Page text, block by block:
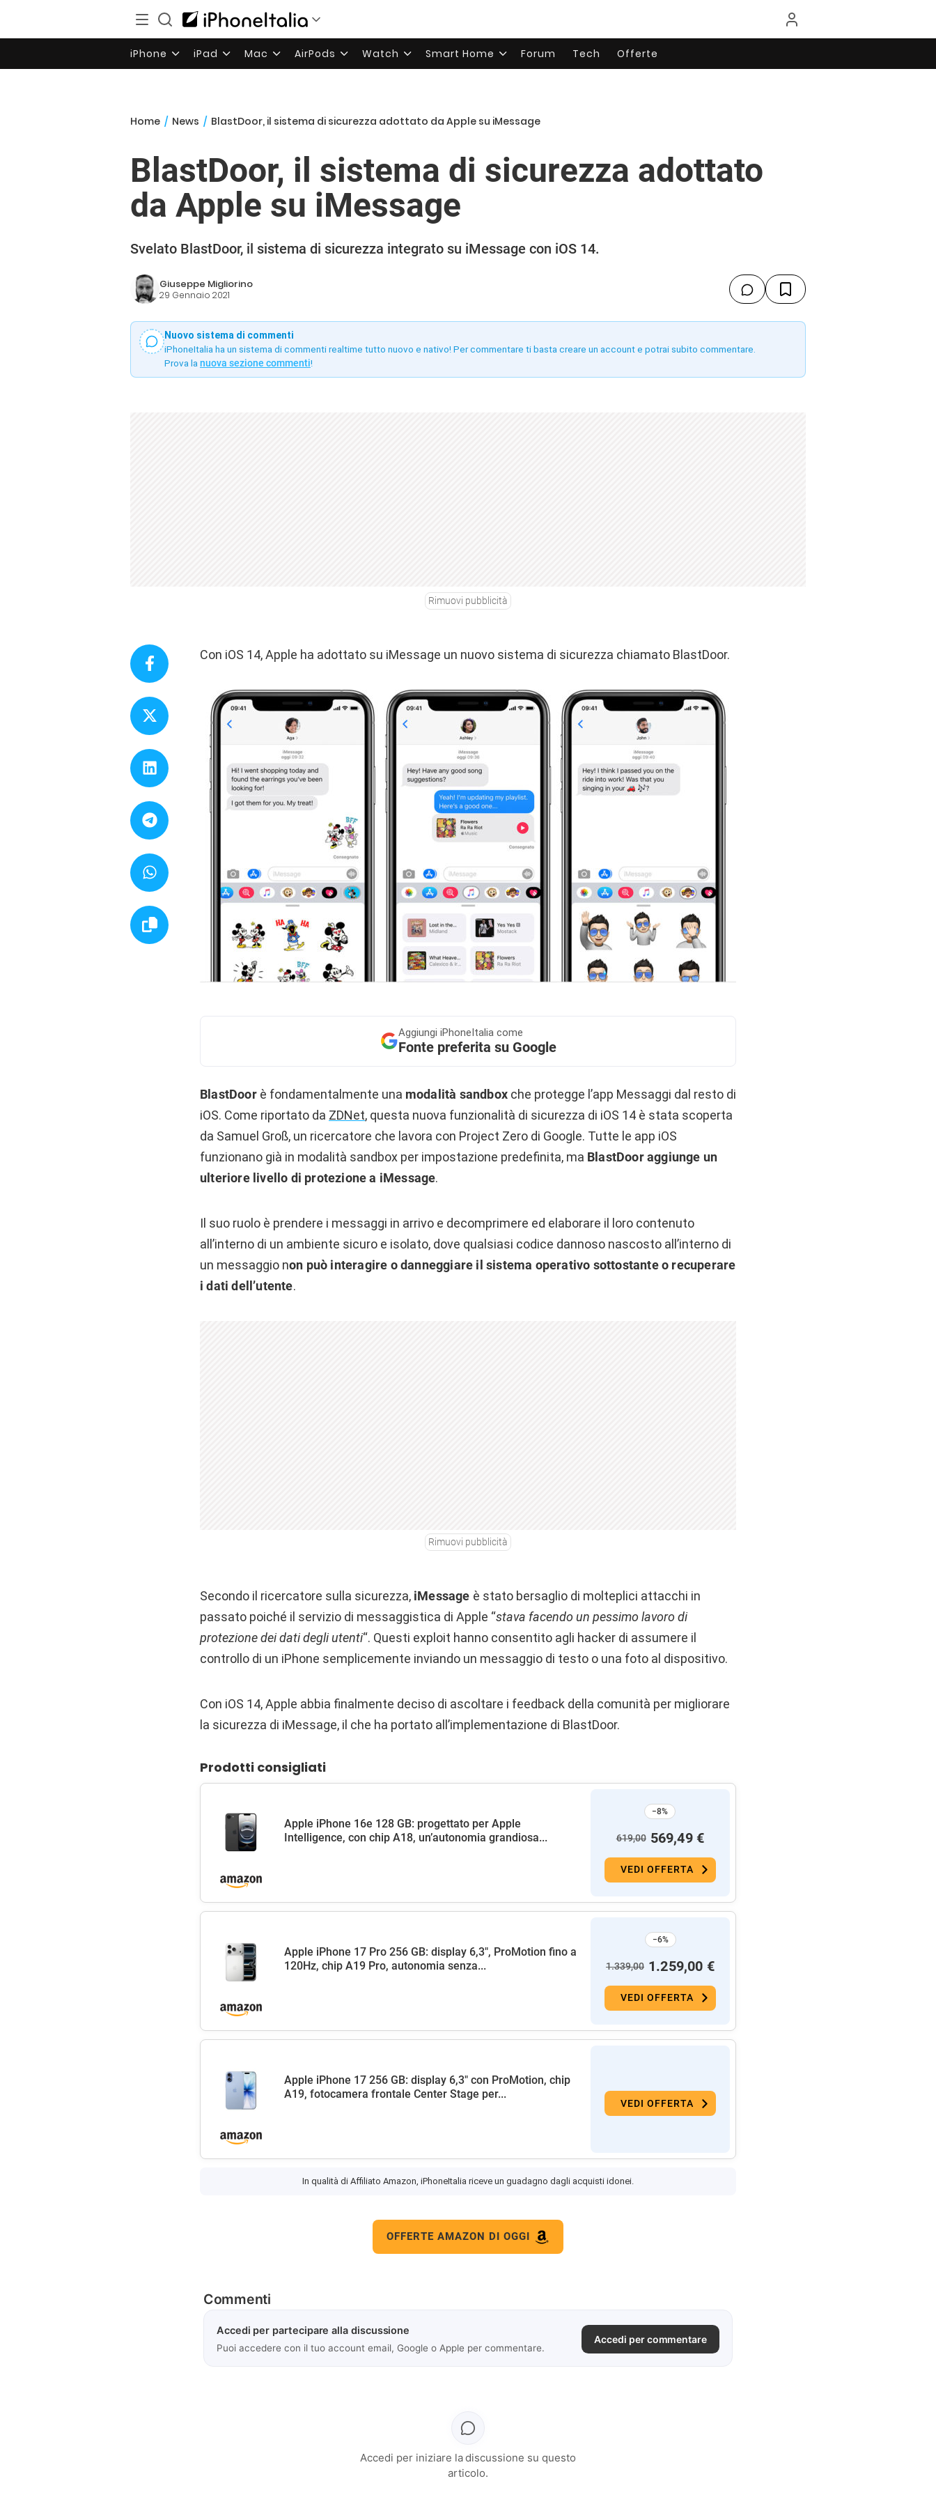
iPhone iPad Mac AirPods Watch Smart Home Forum Tech Offerte
Home / News / BlastDoor, il sistema di sicurezza adottato da Apple su iMessage
BlastDoor, il sistema di sicurezza adottato
da Apple su iMessage
Svelato BlastDoor, il sistema di sicurezza integrato su iMessage con iOS 14.
Giuseppe Migliorino
29 Gennaio 2021
Nuovo sistema di commenti
iPhoneItalia ha un sistema di commenti realtime tutto nuovo e nativo! Per commentare ti basta creare un account e potrai subito commentare.
Prova la nuova sezione commenti!
Rimuovi pubblicità
Con iOS 14, Apple ha adottato su iMessage un nuovo sistema di sicurezza chiamato BlastDoor.
Aggiungi iPhoneItalia come
Fonte preferita su Google
BlastDoorè fondamentalmente una modalità sandbox che protegge l’app Messaggi dal resto di
iOS. Come riportato da ZDNet, questa nuova funzionalità di sicurezza di iOS 14 è stata scoperta
da Samuel Groß, un ricercatore che lavora con Project Zero di Google. Tutte le app iOS
funzionano già in modalità sandbox per impostazione predefinita, ma BlastDoor aggiunge un
ulteriore livello di protezione a iMessage.
Il suo ruolo è prendere i messaggi in arrivo e decomprimere ed elaborare il loro contenuto
all’interno di un ambiente sicuro e isolato, dove qualsiasi codice dannoso nascosto all’interno di
un messaggio non può interagire o danneggiare il sistema operativo sottostante o recuperare
i dati dell’utente.
Rimuovi pubblicità
Secondo il ricercatore sulla sicurezza, iMessage è stato bersaglio di molteplici attacchi in
passato poiché il servizio di messaggistica di Apple “stava facendo un pessimo lavoro di
protezione dei dati degli utenti“. Questi exploit hanno consentito agli hacker di assumere il
controllo di un iPhone semplicemente inviando un messaggio di testo o una foto al dispositivo.
Con iOS 14, Apple abbia finalmente deciso di ascoltare i feedback della comunità per migliorare
la sicurezza di iMessage, il che ha portato all’implementazione di BlastDoor.
Prodotti consigliati
Apple iPhone 16e 128 GB: progettato per Apple
Intelligence, con chip A18, un’autonomia grandiosa...
−8%
619,00 569,49 €
VEDI OFFERTA
Apple iPhone 17 Pro 256 GB: display 6,3", ProMotion fino a
120Hz, chip A19 Pro, autonomia senza...
−6%
1.339,00 1.259,00 €
VEDI OFFERTA
Apple iPhone 17 256 GB: display 6,3" con ProMotion, chip
A19, fotocamera frontale Center Stage per...
VEDI OFFERTA
In qualità di Affiliato Amazon, iPhoneItalia riceve un guadagno dagli acquisti idonei.
OFFERTE AMAZON DI OGGI
Commenti
Accedi per partecipare alla discussione
Puoi accedere con il tuo account email, Google o Apple per commentare.
Accedi per commentare
Accedi per iniziare la discussione su questo
articolo.